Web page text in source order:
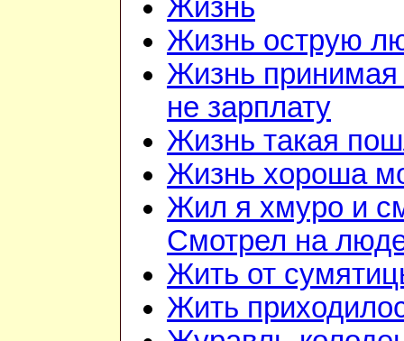
Жизнь
Жизнь острую
Жизнь
не зарплату
Жизнь такая
Жизнь хороша
Жил я хмуро и
Смотрел на
Жить от
Жить